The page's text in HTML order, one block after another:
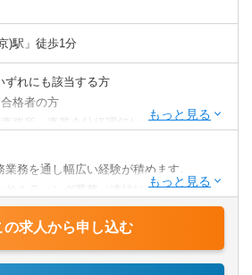
)駅」徒歩1分
ずれにも該当する方
格者の方
務所、事業会社経理何れかの経験を有す
務を通し幅広い経験が積めます。
サルティング業務（連結納税や組織再編
ジェンス
の求人から申し込む
東京都
富山県
福井県
理士法人
る
理／事務